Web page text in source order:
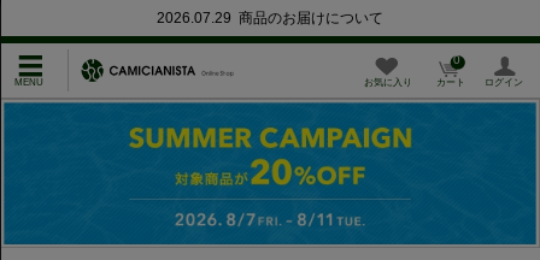
2026.07.29 商品のお届けについて
お気に入り カート
0
ログイン